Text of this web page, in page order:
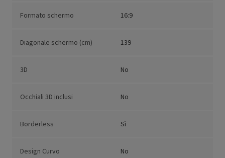
Formato schermo 16:9
Diagonale schermo (cm) 139
3D No
Occhiali 3D inclusi No
Borderless Sì
Design Curvo No